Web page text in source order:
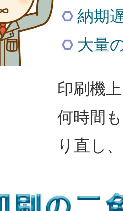
納期
大量
印刷機
何時間
り直し